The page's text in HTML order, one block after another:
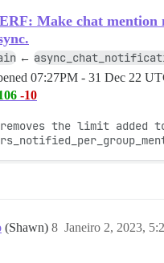
Make chat mention
←
07:27PM - 31 Dec 22
-10
the limit added
(Shawn) Janeiro 2, 2023,
8